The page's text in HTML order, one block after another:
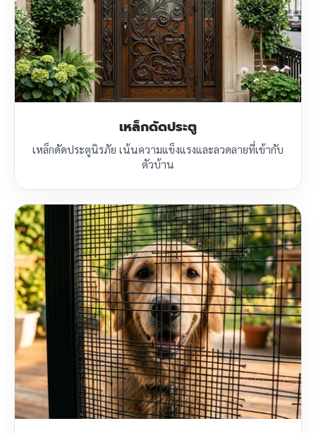
เหล็กดัดประตู
เหล็กดัดประตูนิรภัย เน้นความแข็งแรงและลวดลายที่เข้ากับ
ตัวบ้าน